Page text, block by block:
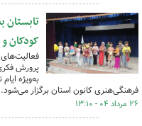
کودکان
فعالیت‌های
پرورش
به‌ویژه
فرهنگی‌هنری کانون استان برگزار می‌شود.
۲۶ مرداد ۰۴ - ۱۳:۱۰